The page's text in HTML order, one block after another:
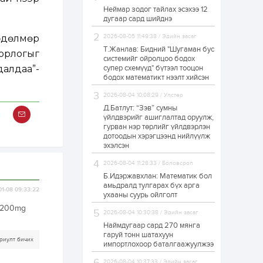
08 09:33:22
бичих
Н.Номтойбаяр:
Аймгуудад
тулгамдаж буй
асуудлуудыг долоо
хоног бүр Засгийн
газрын...
1 өдөр 0
УИХ-ын дарга
С.Бямбацогт төрийг
төлөөлөн Сутай
хайрхны тэнгэрийг
тахих төрийн
тахилгад оролцлоо
1 өдөр 2 0
“Хотын дарга сонсож
дугаарыг
наймдугаар сарын
1 өдөр 0
“Чингис хаан” олон
руу нийтийн тээврийн
автобус 24 цагаар
үйлчилж байна
1 өдөр 1 0
Неймар зодог тайлах эсэхээ 12
дугаар сард шийднэ
2026-08-05 11:49:38 / Эдийн засаг
Т.Жанлав: Бидний "Шугаман бус
системийг ойролцоо бодох
супер схемүүд" бүтээл тооцон
бодох математикт нээлт хийсэн
2026-08-04 10:08:29 / Улстөр
Д.Батлут: “Зэв” сумны
үйлдвэрийг ашиглалтад оруулж,
гурван нэр төрлийг үйлдвэрлэн
дотоодын хэрэгцээнд нийлүүлж
эхэлсэн
2026-08-04 11:28:33 / Боловсрол
Б.Идэржавхлан: Математик бол
амьдралд тулгарах бүх арга
ухааны суурь ойлголт
2026-08-04 10:30:38 / Эдийн засаг
Наймдугаар сард 270 мянга
гаруй тонн шатахуун
импортлохоор баталгаажуулжээ